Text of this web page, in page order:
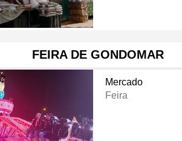
FEIRA DE GONDOMAR
Mercado
Feira